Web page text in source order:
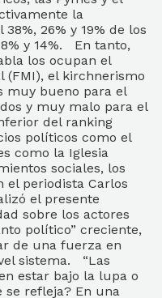
la
26% y 19% de los
y 14%. En tanto,
los ocupan el
(FMI), el kirchnerismo
muy bueno para el
y muy malo para el
del ranking
políticos como el
como la Iglesia
sociales, los
el periodista Carlos
el presente
sobre los actores
político” creciente,
de una fuerza en
sistema. “Las
estar bajo la lupa o
se refleja? En una